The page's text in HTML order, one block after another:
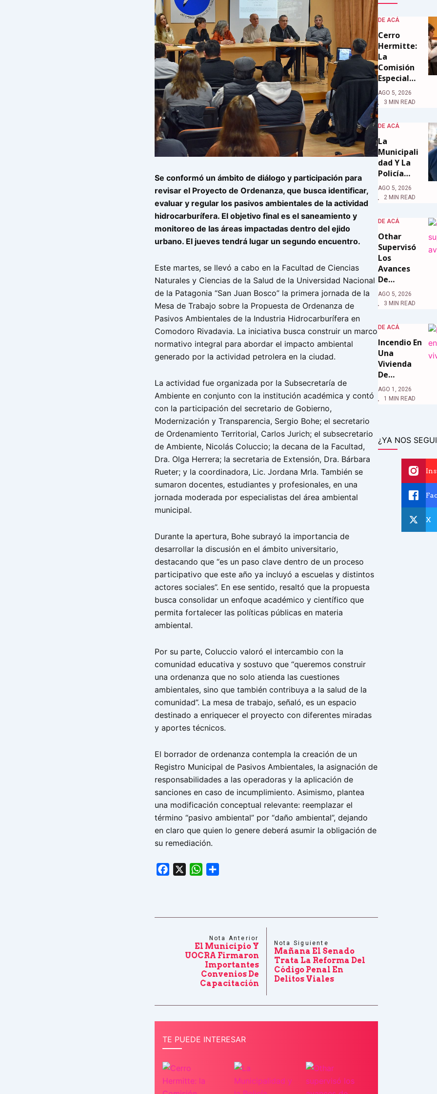
Se conformó un ámbito de diálogo y participación para
revisar el Proyecto de Ordenanza, que busca identificar,
evaluar y regular los pasivos ambientales de la actividad
hidrocarburífera. El objetivo final es el saneamiento y
monitoreo de las áreas impactadas dentro del ejido
urbano. El jueves tendrá lugar un segundo encuentro.
Este martes, se llevó a cabo en la Facultad de Ciencias
Naturales y Ciencias de la Salud de la Universidad Nacional
de la Patagonia “San Juan Bosco” la primera jornada de la
Mesa de Trabajo sobre la Propuesta de Ordenanza de
Pasivos Ambientales de la Industria Hidrocarburífera en
Comodoro Rivadavia. La iniciativa busca construir un marco
normativo integral para abordar el impacto ambiental
generado por la actividad petrolera en la ciudad.
La actividad fue organizada por la Subsecretaría de
Ambiente en conjunto con la institución académica y contó
con la participación del secretario de Gobierno,
Modernización y Transparencia, Sergio Bohe; el secretario
de Ordenamiento Territorial, Carlos Jurich; el subsecretario
de Ambiente, Nicolás Coluccio; la decana de la Facultad,
Dra. Olga Herrera; la secretaria de Extensión, Dra. Bárbara
Rueter; y la coordinadora, Lic. Jordana Mrla. También se
sumaron docentes, estudiantes y profesionales, en una
jornada moderada por especialistas del área ambiental
municipal.
Durante la apertura, Bohe subrayó la importancia de
desarrollar la discusión en el ámbito universitario,
destacando que “es un paso clave dentro de un proceso
participativo que este año ya incluyó a escuelas y distintos
actores sociales”. En ese sentido, resaltó que la propuesta
busca consolidar un enfoque académico y científico que
permita fortalecer las políticas públicas en materia
ambiental.
Por su parte, Coluccio valoró el intercambio con la
comunidad educativa y sostuvo que “queremos construir
una ordenanza que no solo atienda las cuestiones
ambientales, sino que también contribuya a la salud de la
comunidad”. La mesa de trabajo, señaló, es un espacio
destinado a enriquecer el proyecto con diferentes miradas
y aportes técnicos.
El borrador de ordenanza contempla la creación de un
Registro Municipal de Pasivos Ambientales, la asignación de
responsabilidades a las operadoras y la aplicación de
sanciones en caso de incumplimiento. Asimismo, plantea
una modificación conceptual relevante: reemplazar el
término “pasivo ambiental” por “daño ambiental”, dejando
en claro que quien lo genere deberá asumir la obligación de
su remediación.
Facebook WhatsApp
Nota Anterior
El Municipio Y
UOCRA Firmaron
Importantes
Convenios De
Capacitación
Nota Siguiente
Mañana El Senado
Trata La Reforma Del
Código Penal En
Delitos Viales
TE PUEDE INTERESAR
DE ACÁ
Cerro
Hermitte:
La
Comisión
Especial…
AGO 5, 2026
3 MIN READ
DE ACÁ
La
Municipali
Dad Y La
Policía…
AGO 5, 2026
2 MIN READ
DE ACÁ
Othar
Supervisó
Los
Avances
De…
AGO 5, 2026
3 MIN READ
DE ACÁ
Incendio En
Una
Vivienda
De…
AGO 1, 2026
1 MIN READ
¿YA NOS
X